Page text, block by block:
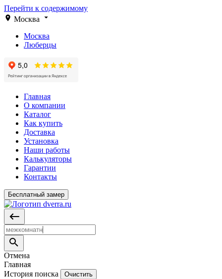
Перейти к содержимому
Москва
Москва
Люберцы
Главная
О компании
Каталог
Как купить
Доставка
Установка
Наши работы
Калькуляторы
Гарантии
Контакты
Бесплатный замер
Отмена
Главная
История поиска
Очистить